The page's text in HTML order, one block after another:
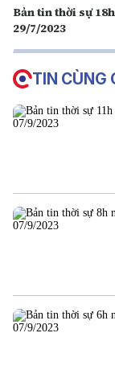
Bản tin thời sự
29/7/2023
TIN CÙNG